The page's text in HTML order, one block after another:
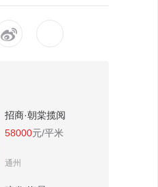

招商·朝棠揽阅
58000元/平米
通州